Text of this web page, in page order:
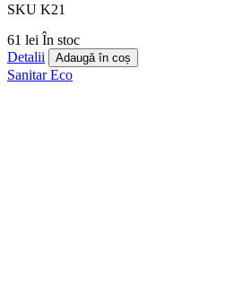
SKU K21
61 lei În stoc
Detalii
Adaugă în coș
Sanitar Eco